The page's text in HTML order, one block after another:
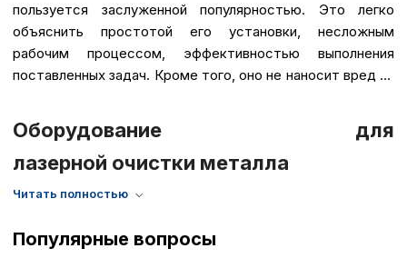
пользуется заслуженной популярностью. Это легко
объяснить простотой его установки, несложным
рабочим процессом, эффективностью выполнения
поставленных задач. Кроме того, оно не наносит вред ни
Оборудование для
лазерной очистки металла
Популярные вопросы